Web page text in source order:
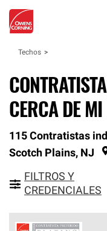
Techos
CERCA DE
115 Contratistas
Scotch Plains, NJ
FILTROS Y
CREDENCIALES